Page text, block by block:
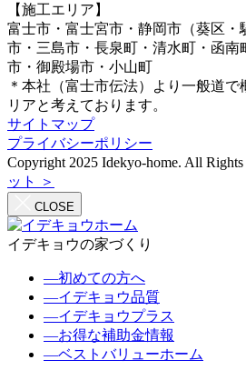
【施工エリア】
富士市・富士宮市・静岡市（葵区・
市・三島市・長泉町・清水町・函南
市・御殿場市・小山町
＊本社（富士市伝法）より一般道
リアと考えております。
サイトマップ
プライバシーポリシー
Copyright 2025 Idekyo-home. All Rights
ット ＞
CLOSE
イデキョウの家づくり
―初めての方へ
―イデキョウ品質
―イデキョウプラス
―お得な補助金情報
―ベストバリューホーム